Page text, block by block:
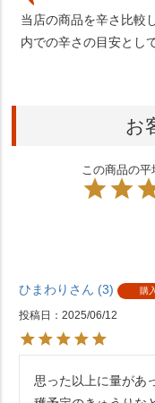
当店の商品を辛さ比較
内での辛さの目安とし
お
ひまわり 3 購
投稿日 2025/06/12
思った以上に量があ